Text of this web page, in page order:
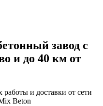
завод с
и до 40 км от
и доставки от сети
Beton